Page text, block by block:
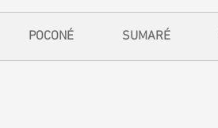
POCONÉ SUMARÉ